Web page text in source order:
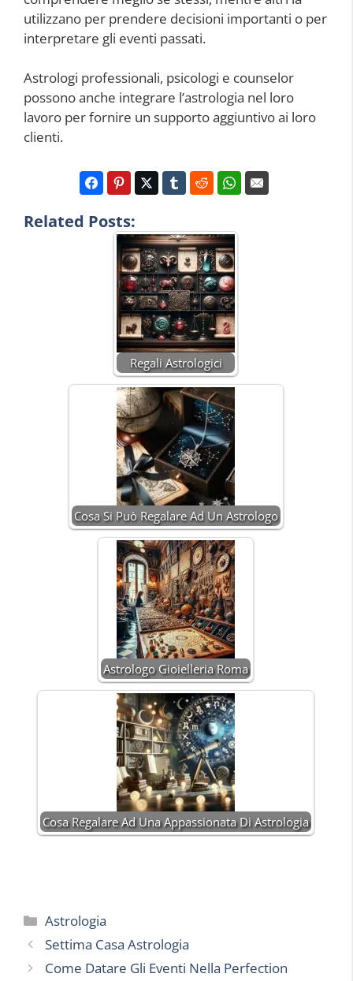
utilizzano per prendere decisioni importanti o per
interpretare gli eventi passati.
Astrologi professionali, psicologi e counselor
possono anche integrare l’astrologia nel loro
lavoro per fornire un supporto aggiuntivo ai loro
clienti.
Related Posts:
Regali Astrologici
Cosa Si Può Regalare Ad Un Astrologo
Astrologo Gioielleria Roma
Cosa Regalare Ad Una Appassionata Di Astrologia
Categorie
Astrologia
Settima Casa Astrologia
Come Datare Gli Eventi Nella Perfection